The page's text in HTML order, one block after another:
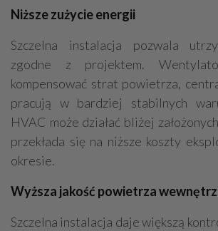
Niższe zużycie energii
Szczelna instalacja pozwala
zgodne z projektem.
kompensować strat powietrza,
pracują w bardziej stabilnych
HVAC może działać bliżej
przekłada się na niższe koszty
okresie.
Wyższa jakość powietrza
Szczelna instalacja daje większą